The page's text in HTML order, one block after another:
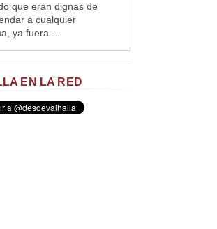
que eran dignas de
a cualquier
ya fuera ...
EN LA RED